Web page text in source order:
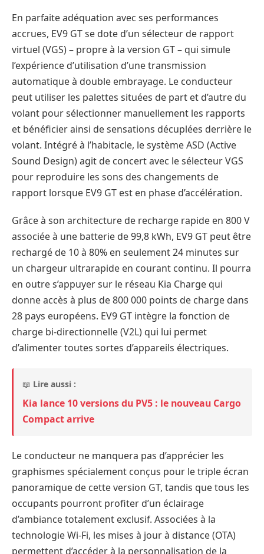
En parfaite adéquation avec ses performances
accrues, EV9 GT se dote d’un sélecteur de rapport
virtuel (VGS) – propre à la version GT – qui simule
l’expérience d’utilisation d’une transmission
automatique à double embrayage. Le conducteur
peut utiliser les palettes situées de part et d’autre du
volant pour sélectionner manuellement les rapports
et bénéficier ainsi de sensations décuplées derrière le
volant. Intégré à l’habitacle, le système ASD (Active
Sound Design) agit de concert avec le sélecteur VGS
pour reproduire les sons des changements de
rapport lorsque EV9 GT est en phase d’accélération.
Grâce à son architecture de recharge rapide en 800 V
associée à une batterie de 99,8 kWh, EV9 GT peut être
rechargé de 10 à 80% en seulement 24 minutes sur
un chargeur ultrarapide en courant continu. Il pourra
en outre s’appuyer sur le réseau Kia Charge qui
donne accès à plus de 800 000 points de charge dans
28 pays européens. EV9 GT intègre la fonction de
charge bi-directionnelle (V2L) qui lui permet
d’alimenter toutes sortes d’appareils électriques.
📖 Lire aussi :
Kia lance 10 versions du PV5 : le nouveau Cargo
Compact arrive
Le conducteur ne manquera pas d’apprécier les
graphismes spécialement conçus pour le triple écran
panoramique de cette version GT, tandis que tous les
occupants pourront profiter d’un éclairage
d’ambiance totalement exclusif. Associées à la
technologie Wi-Fi, les mises à jour à distance (OTA)
permettent d’accéder à la personnalisation de la